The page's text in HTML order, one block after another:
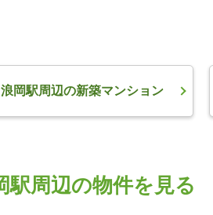
浪岡駅周辺の新築マンション
駅周辺の物件を見る